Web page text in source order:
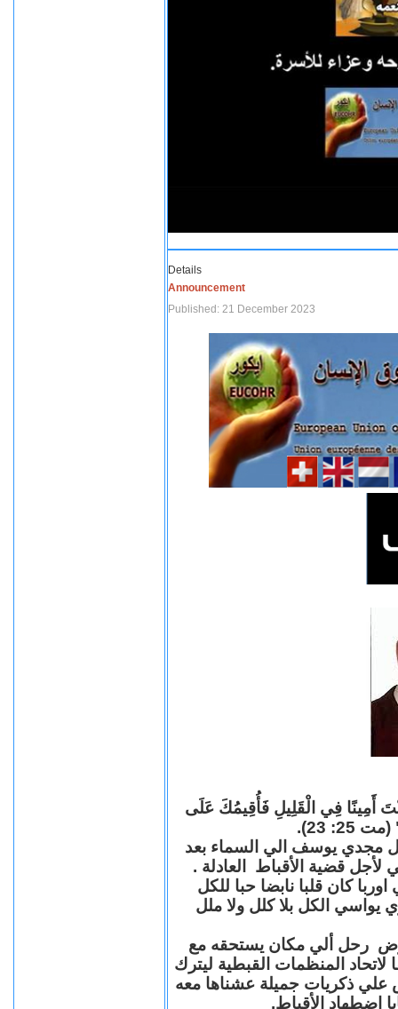
Details
Announcement
Published: 21 December 2023
أَمِينًا فِي الْقَلِيلِ فَأُقِيمُكَ عَلَى
23).
مجدي يوسف الي السماء بعد
قضية الأقباط العادلة .
كان قلبا نابضا حبا للكل
يواسي الكل بلا كلل ولا ملل
رحل ألي مكان يستحقه مع
المنظمات القبطية ليترك
علي ذكريات جميلة عشناها معه
اضطهاد الأقباط.